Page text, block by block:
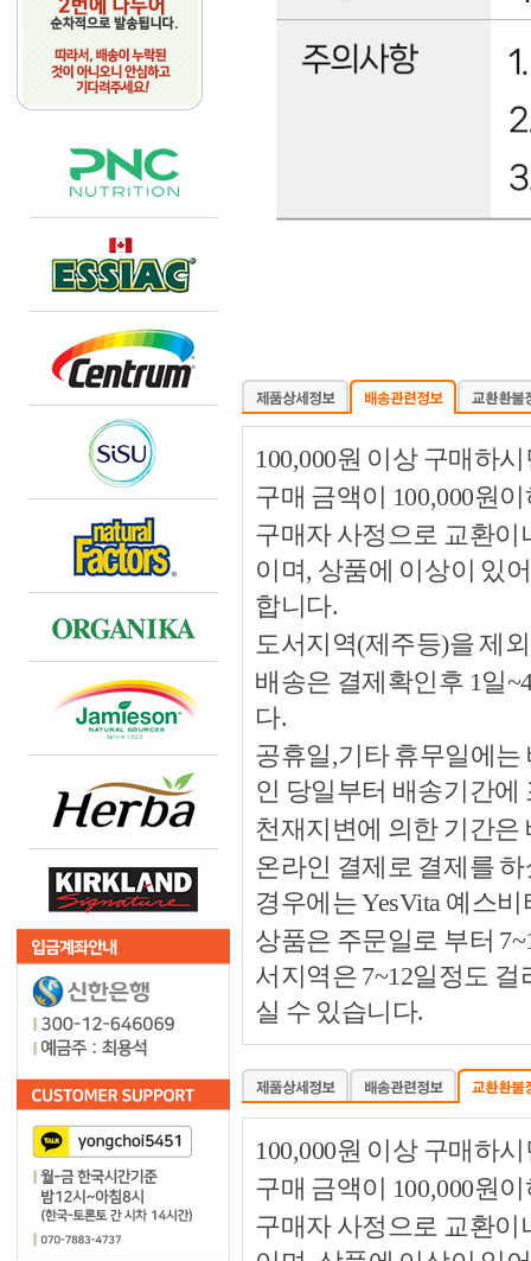
100,000원 이상 구매하
구매 금액이 100,000원
구매자 사정으로 교환이
이며, 상품에 이상이 있
합니다.
도서지역(제주등)을 제
배송은 결제확인후 1일
다.
공휴일,기타 휴무일에
인 당일부터 배송기간에
천재지변에 의한 기간
온라인 결제로 결제를
경우에는 YesVita 예스
상품은 주문일로 부터
서지역은 7~12일정도
실 수 있습니다.
100,000원 이상 구매하
구매 금액이 100,000원
구매자 사정으로 교환이